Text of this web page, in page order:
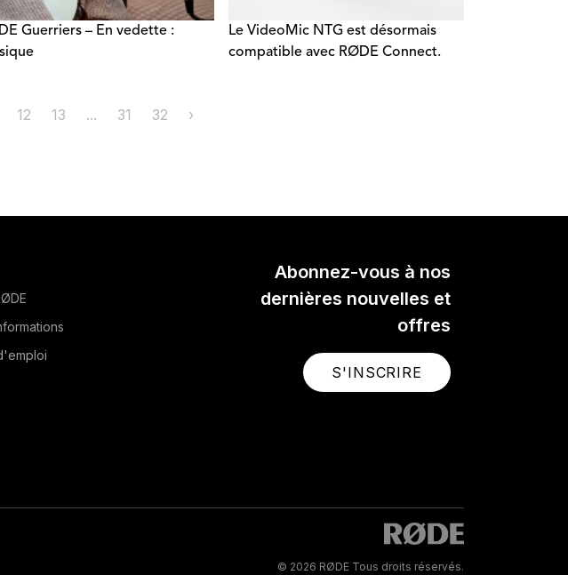
Guerriers – En vedette :
Le VideoMic NTG est désormais
compatible avec RØDE Connect.
12 13 ... 31 32 ›
Abonnez-vous à nos
dernières nouvelles et
offres
S'INSCRIRE
© 2026 RØDE Tous droits réservés.